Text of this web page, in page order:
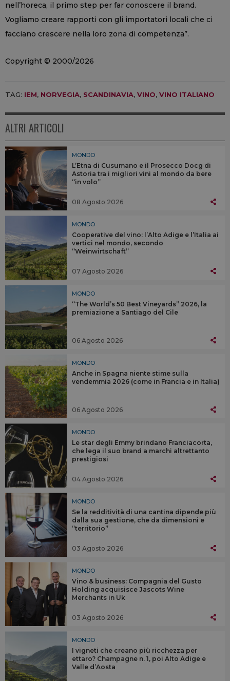
nell’horeca, il primo step per far conoscere il brand.
Vogliamo creare rapporti con gli importatori locali che ci
facciano crescere nella loro zona di competenza”.
Copyright © 2000/2026
TAG: IEM, NORVEGIA, SCANDINAVIA, VINO, VINO ITALIANO
ALTRI ARTICOLI
MONDO
L’Etna di Cusumano e il Prosecco Docg di
Astoria tra i migliori vini al mondo da bere
“in volo”
08 Agosto 2026
MONDO
Cooperative del vino: l’Alto Adige e l’Italia ai
vertici nel mondo, secondo
“Weinwirtschaft”
07 Agosto 2026
MONDO
“The World’s 50 Best Vineyards” 2026, la
premiazione a Santiago del Cile
06 Agosto 2026
MONDO
Anche in Spagna niente stime sulla
vendemmia 2026 (come in Francia e in Italia)
06 Agosto 2026
MONDO
Le star degli Emmy brindano Franciacorta,
che lega il suo brand a marchi altrettanto
prestigiosi
04 Agosto 2026
MONDO
Se la redditività di una cantina dipende più
dalla sua gestione, che da dimensioni e
“territorio”
03 Agosto 2026
MONDO
Vino & business: Compagnia del Gusto
Holding acquisisce Jascots Wine
Merchants in Uk
03 Agosto 2026
MONDO
I vigneti che creano più ricchezza per
ettaro? Champagne n. 1, poi Alto Adige e
Valle d’Aosta